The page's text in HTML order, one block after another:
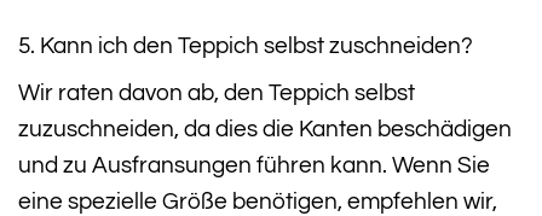
5. Kann ich den Teppich selbst zuschneiden?
Wir raten davon ab, den Teppich selbst
zuzuschneiden, da dies die Kanten beschädigen
und zu Ausfransungen führen kann. Wenn Sie
eine spezielle Größe benötigen, empfehlen wir,